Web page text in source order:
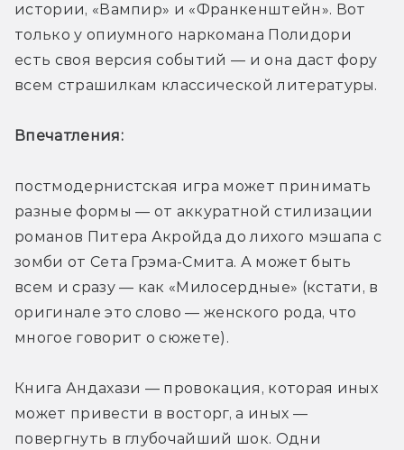
истории, «Вампир» и «Франкенштейн». Вот
только у опиумного наркомана Полидори
есть своя версия событий — и она даст фору
всем страшилкам классической литературы.
Впечатления:
постмодернистская игра может принимать
разные формы — от аккуратной стилизации
романов Питера Акройда до лихого мэшапа с
зомби от Сета Грэма-Смита. А может быть
всем и сразу — как «Милосердные» (кстати, в
оригинале это слово — женского рода, что
многое говорит о сюжете).
Книга Андахази — провокация, которая иных
может привести в восторг, а иных —
повергнуть в глубочайший шок. Одни